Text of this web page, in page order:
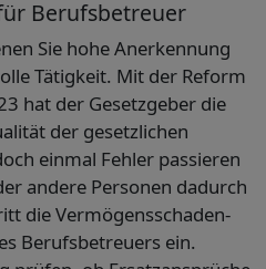
Berufsbetreuer
Sie hohe Anerkennung
Tätigkeit. Mit der Reform
hat der Gesetzgeber die
der gesetzlichen
einmal Fehler passieren
andere Personen dadurch
die Vermögensschaden­
Berufsbetreuers ein.